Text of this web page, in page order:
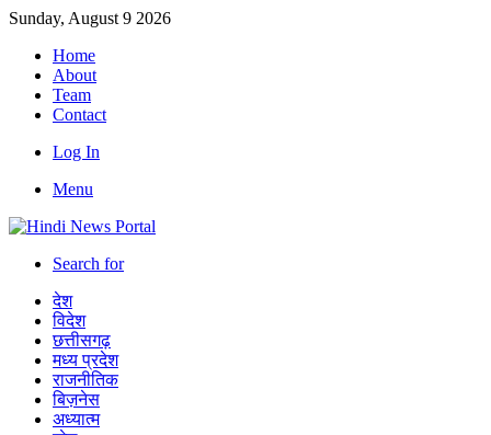
Sunday, August 9 2026
Home
About
Team
Contact
Log In
Menu
Search for
देश
विदेश
छत्तीसगढ़
मध्य प्रदेश
राजनीतिक
बिज़नेस
अध्यात्म